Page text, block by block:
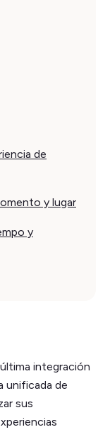
de
y lugar
y
integración
unificada de
sus